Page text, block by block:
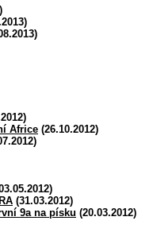
Africe (26.10.2012)
(31.03.2012)
9a na písku (20.03.2012)